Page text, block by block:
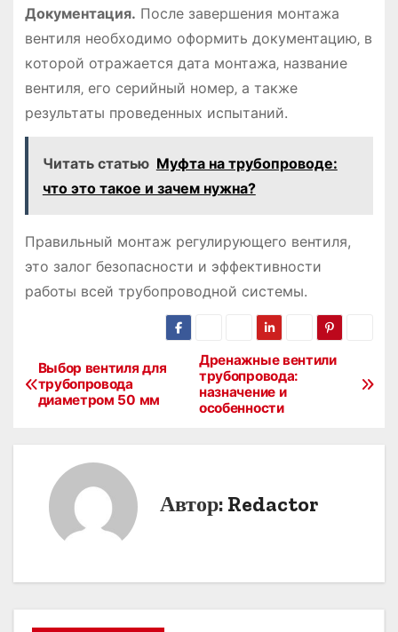
Документация. После завершения монтажа
вентиля необходимо оформить документацию‚ в
которой отражается дата монтажа‚ название
вентиля‚ его серийный номер‚ а также
результаты проведенных испытаний.
Читать статью Муфта на трубопроводе:
что это такое и зачем нужна?
Правильный монтаж регулирующего вентиля,
это залог безопасности и эффективности
работы всей трубопроводной системы.
Н
ц
Дренажные вентили
трубопровода:
назначение и
особенности
Выбор вентиля для
трубопровода
диаметром 50 мм
Автор: Redactor